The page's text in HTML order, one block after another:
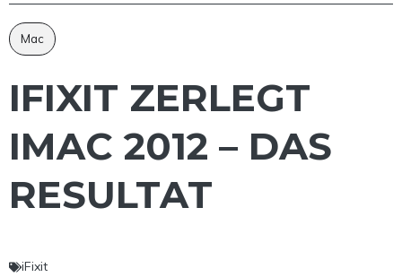
Mac
IFIXIT ZERLEGT
IMAC 2012 – DAS
RESULTAT
iFixit